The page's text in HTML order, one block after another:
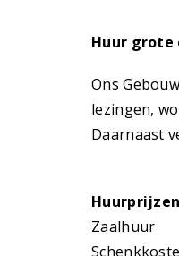
Huur grote
Ons
lezingen,
Daarnaast